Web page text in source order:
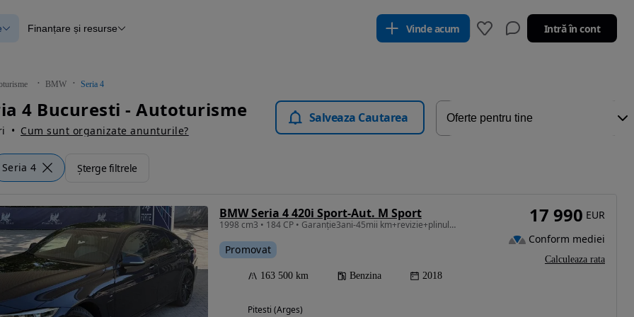
verificate
Blog Autovit.ro
Finanțare și resurse Vinde acum Intră în cont
BMW Seria 4
4 Bucuresti - Autoturisme
Cum sunt organizate anunturile?
Salveaza Cautarea
Seria 4 Șterge filtrele
BMW Seria 4 420i Sport-Aut. M Sport
1998 cm3 • 184 CP • Garanție3ani-45mii km+revizie+plinul+nr.rosii+asigurare
Promovat
163 500 km Benzina 2018
Pitesti (Arges)
17 990 EUR
Conform mediei
Calculeaza rata